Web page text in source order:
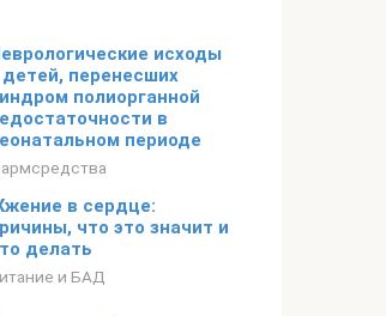
исходы
детей, перенесших
полиорганной
в
периоде
в сердце:
что это значит и
делать
и БАД